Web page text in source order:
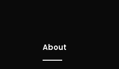
About